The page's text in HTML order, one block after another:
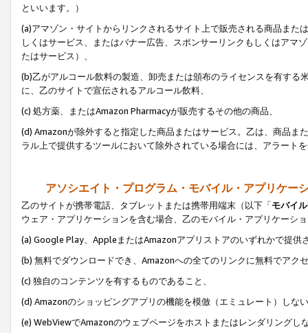
といいます。）
(a)アマゾン・サイトからリンクされるサイト上で販売される商品ま
しくはサービス、またはバナー広告、スポンサーリンクもしくはアマ
たはサービス）、
(b)乙がアルコール飲料の製造、卸売または頒布のライセンスを有す
に、乙のサイトで宣伝されるアルコール飲料、
(c) 処方薬、またはAmazon Pharmacyが販売するその他の商品、
(d) Amazonが除外すると指定した商品またはサービス。乙は、商品ま
ラル上で提供するツールにおいて除外されている場合には、アラート
アソシエイト・プログラム・モバイル・アプリケー
乙のサイトが携帯電話、タブレットまたは携帯用端末（以下「モバイ
ウェア・アプリケーションを含む場合、乙のモバイル・アプリケーシ
(a) Google Play、AppleまたはAmazonアプリストアのいずれかで提供
(b) 無料でダウンロードでき、Amazonへの全てのリンクに無料でアク
(c) 独自のコンテンツを有するものであること、
(d) Amazonのショッピングアプリの機能を模倣（エミュレート）しな
(e) WebViewでAmazonのウェブページをホストまたはレンダリングし